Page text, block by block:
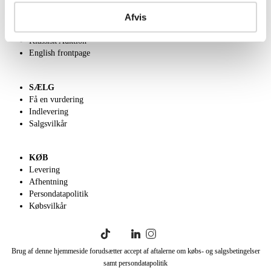
Afvis
Om Lauritz.com
Klassisk Auktion
English frontpage
SÆLG
Få en vurdering
Indlevering
Salgsvilkår
KØB
Levering
Afhentning
Persondatapolitik
Købsvilkår
Brug af denne hjemmeside forudsætter accept af aftalerne om købs- og salgsbetingelser
samt persondatapolitik